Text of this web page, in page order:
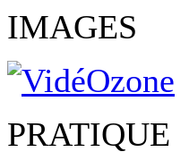
IMAGES
PRATIQUE